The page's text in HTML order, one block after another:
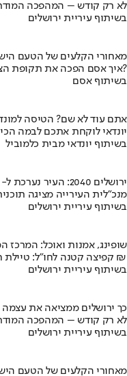
לא רק קודש – המהפכה
בשיתוף עיריית ירושלים
מאחורי הקלעים של הטעם
איך אסם הפכה את תקופת הצנע והמחסור הקשה של שנות ה-40 למותג לאומי?
בשיתוף אסם
אתם עוד לא שם? הטיסה
יונדאי לוקחת אתכם לבמה
בשיתוף יונדאי מבית כלמוביל
ירושלים 2040: העיר נערכת ל- 1.5 מליון תושבים
מנכ"לית העירייה מציגה
בשיתוף עיריית ירושלים
שופינג, אמנות ואוכל:
קפיצה קטנה לחו"ל: טיילת חדשה, מיצגי אמנות, וכיכרות משופצות בהשקעה של 100 מיליון ₪
בשיתוף עיריית ירושלים
כך ירושלים ממציאה את
לא רק קודש – המהפכה
בשיתוף עיריית ירושלים
מאחורי הקלעים של הטעם